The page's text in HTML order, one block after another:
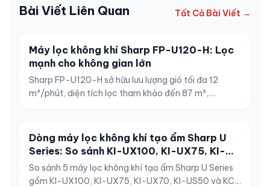
Bài Viết Liên Quan Tất Cả Bài Viết →
Máy lọc không khí Sharp FP-U120-H: Lọc
mạnh cho không gian lớn
Sharp FP-U120-H sở hữu lưu lượng gió tối đa 12
m³/phút, diện tích lọc tham khảo đến 87 m²,
Dòng máy lọc không khí tạo ẩm Sharp U
Series: So sánh KI-UX100, KI-UX75, KI-
UX70, KI-US50 và KC-U50
So sánh 5 máy lọc không khí tạo ẩm Sharp U Series
gồm KI-UX100, KI-UX75, KI-UX70, KI-US50 và KC-